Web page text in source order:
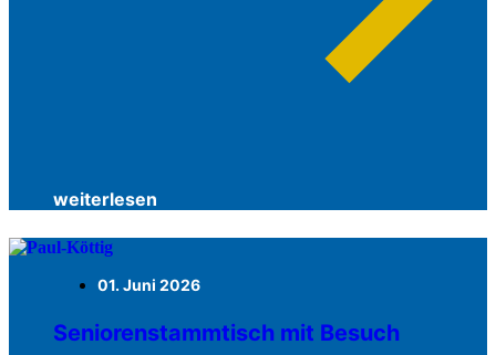
weiterlesen
01. Juni 2026
Seniorenstammtisch mit Besuch